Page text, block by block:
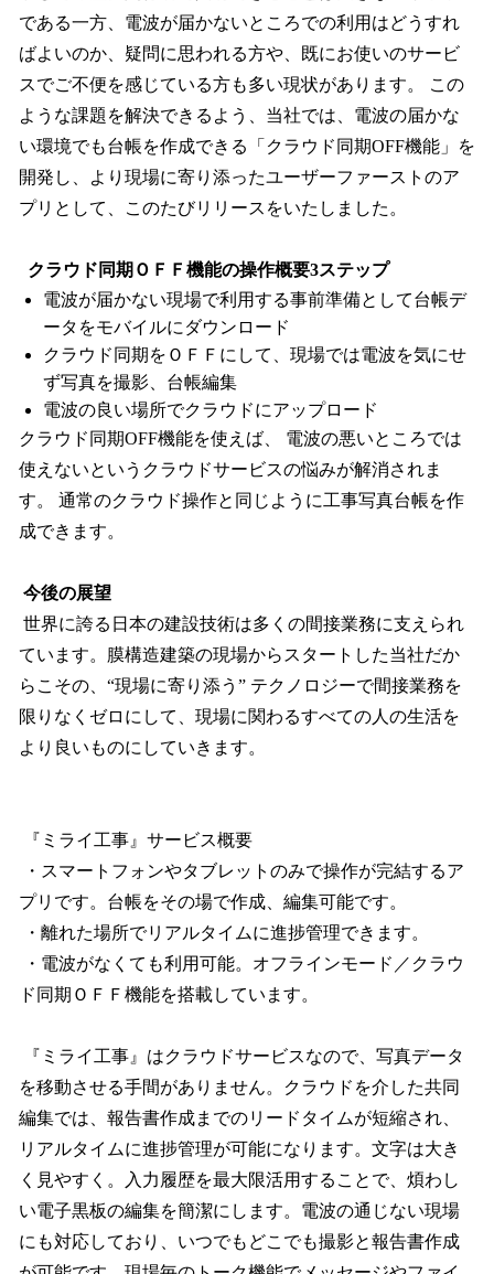
である一方、電波が届かないところでの利用はどうすれ
ばよいのか、疑問に思われる方や、既にお使いのサービ
スでご不便を感じている方も多い現状があります。 この
ような課題を解決できるよう、当社では、電波の届かな
い環境でも台帳を作成できる「クラウド同期OFF機能」を
開発し、より現場に寄り添ったユーザーファーストのア
プリとして、このたびリリースをいたしました。
クラウド同期ＯＦＦ機能の操作概要3ステップ
電波が届かない現場で利用する事前準備として台帳デ
ータをモバイルにダウンロード
クラウド同期をＯＦＦにして、現場では電波を気にせ
ず写真を撮影、台帳編集
電波の良い場所でクラウドにアップロード
クラウド同期OFF機能を使えば、 電波の悪いところでは
使えないというクラウドサービスの悩みが解消されま
す。 通常のクラウド操作と同じように工事写真台帳を作
成できます。
今後の展望
世界に誇る日本の建設技術は多くの間接業務に支えられ
ています。膜構造建築の現場からスタートした当社だか
らこその、“現場に寄り添う” テクノロジーで間接業務を
限りなくゼロにして、現場に関わるすべての人の生活を
より良いものにしていきます。
『ミライ工事』サービス概要
・スマートフォンやタブレットのみで操作が完結するア
プリです。台帳をその場で作成、編集可能です。
・離れた場所でリアルタイムに進捗管理できます。
・電波がなくても利用可能。オフラインモード／クラウ
ド同期ＯＦＦ機能を搭載しています。
『ミライ工事』はクラウドサービスなので、写真データ
を移動させる手間がありません。クラウドを介した共同
編集では、報告書作成までのリードタイムが短縮され、
リアルタイムに進捗管理が可能になります。文字は大き
く見やすく。入力履歴を最大限活用することで、煩わし
い電子黒板の編集を簡潔にします。電波の通じない現場
にも対応しており、いつでもどこでも撮影と報告書作成